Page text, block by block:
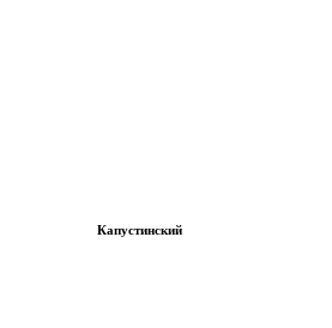
Капустинский